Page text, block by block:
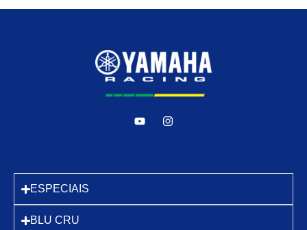
ESPECIAIS
BLU CRU